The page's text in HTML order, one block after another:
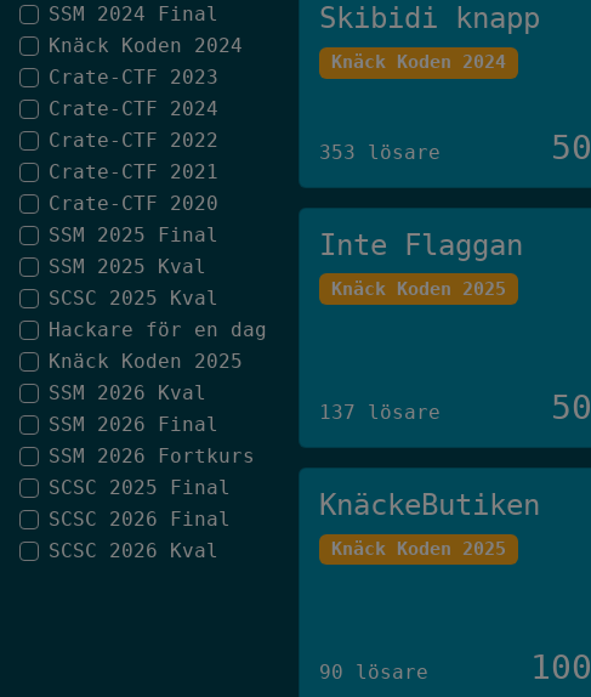
SSM 2024 Final
Knäck Koden 2024
Crate-CTF 2023
Crate-CTF 2024
Crate-CTF 2022
Crate-CTF 2021
Crate-CTF 2020
SSM 2025 Final
SSM 2025 Kval
SCSC 2025 Kval
Hackare för en dag
Knäck Koden 2025
SSM 2026 Kval
SSM 2026 Final
SSM 2026 Fortkurs
SCSC 2025 Final
SCSC 2026 Final
SCSC 2026 Kval
Skibidi knapp
Knäck Koden 2024
353 lösare 50
Inte Flaggan
Knäck Koden 2025
137 lösare 50
KnäckeButiken
Knäck Koden 2025
90 lösare 100